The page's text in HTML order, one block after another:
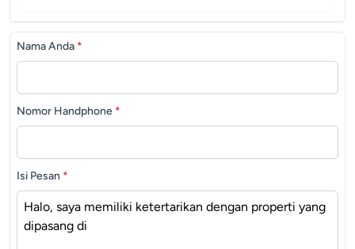
Nama Anda *
Nomor Handphone *
Isi Pesan *